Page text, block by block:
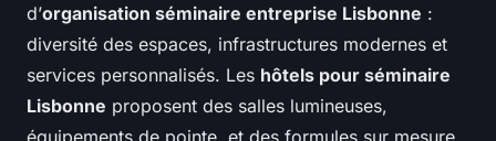
d’organisation séminaire entreprise Lisbonne :
diversité des espaces, infrastructures modernes et
services personnalisés. Les hôtels pour séminaire
Lisbonne proposent des salles lumineuses,